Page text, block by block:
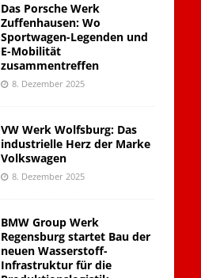
Das Porsche Werk
Zuffenhausen: Wo
Sportwagen-Legenden und
E-Mobilität
zusammentreffen
8. Dezember 2025
VW Werk Wolfsburg: Das
industrielle Herz der Marke
Volkswagen
8. Dezember 2025
BMW Group Werk
Regensburg startet Bau der
neuen Wasserstoff-
Infrastruktur für die